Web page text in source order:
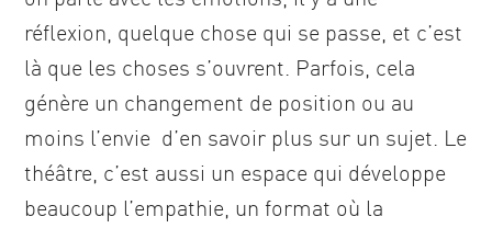
réflexion, quelque chose qui se passe, et c’est
là que les choses s’ouvrent. Parfois, cela
génère un changement de position ou au
moins l’envie d’en savoir plus sur un sujet. Le
théâtre, c’est aussi un espace qui développe
beaucoup l’empathie, un format où la